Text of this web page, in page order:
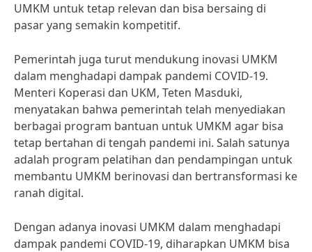
UMKM untuk tetap relevan dan bisa bersaing di
pasar yang semakin kompetitif.
Pemerintah juga turut mendukung inovasi UMKM
dalam menghadapi dampak pandemi COVID-19.
Menteri Koperasi dan UKM, Teten Masduki,
menyatakan bahwa pemerintah telah menyediakan
berbagai program bantuan untuk UMKM agar bisa
tetap bertahan di tengah pandemi ini. Salah satunya
adalah program pelatihan dan pendampingan untuk
membantu UMKM berinovasi dan bertransformasi ke
ranah digital.
Dengan adanya inovasi UMKM dalam menghadapi
dampak pandemi COVID-19, diharapkan UMKM bisa